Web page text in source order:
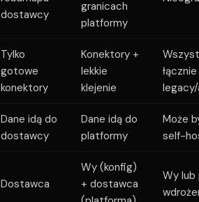
dostawcy
granicach
platformy
Tylko
gotowe
konektory
Konektory +
lekkie
klejenie
Dane idą do
dostawcy
Dane idą do
platformy
Może
self-
Dostawca
Wy (konfig)
+ dostawca
Wy